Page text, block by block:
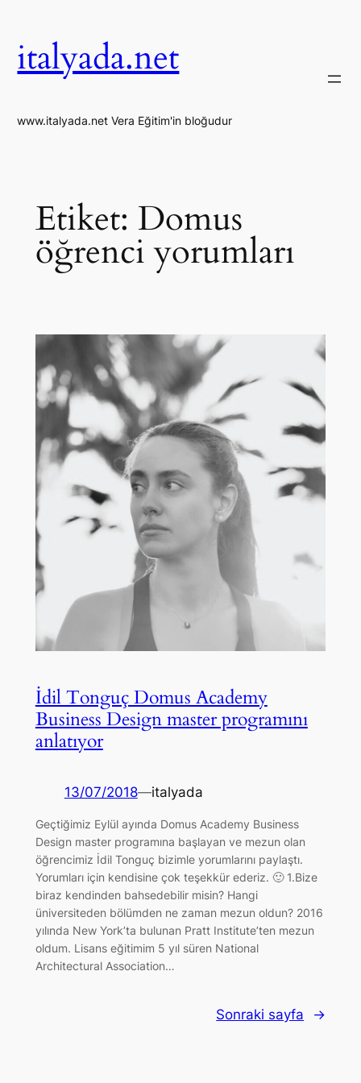
italyada.net
www.italyada.net Vera Eğitim'in bloğudur
Etiket: Domus
öğrenci yorumları
İdil Tonguç Domus Academy
Business Design master programını
anlatıyor
13/07/2018—italyada
Geçtiğimiz Eylül ayında Domus Academy Business
Design master programına başlayan ve mezun olan
öğrencimiz İdil Tonguç bizimle yorumlarını paylaştı.
Yorumları için kendisine çok teşekkür ederiz. 🙂 1.Bize
biraz kendinden bahsedebilir misin? Hangi
üniversiteden bölümden ne zaman mezun oldun? 2016
yılında New York’ta bulunan Pratt Institute’ten mezun
oldum. Lisans eğitimim 5 yıl süren National
Architectural Association…
Sonraki sayfa →